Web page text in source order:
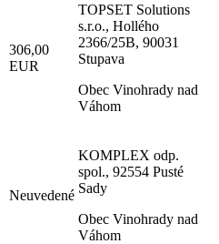
306,00
EUR
TOPSET Solutions
s.r.o., Hollého
2366/25B, 90031
Stupava
Obec Vinohrady nad
Váhom
Neuvedené
KOMPLEX odp.
spol., 92554 Pusté
Sady
Obec Vinohrady nad
Váhom